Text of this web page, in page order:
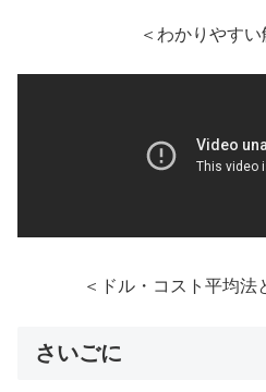
＜わかりやすい
＜ドル・コスト平均法
さいごに